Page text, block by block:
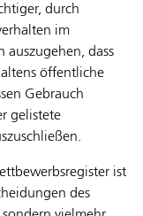
durch
im
auszugehen, dass
öffentliche
Gebrauch
gelistete
ist
des